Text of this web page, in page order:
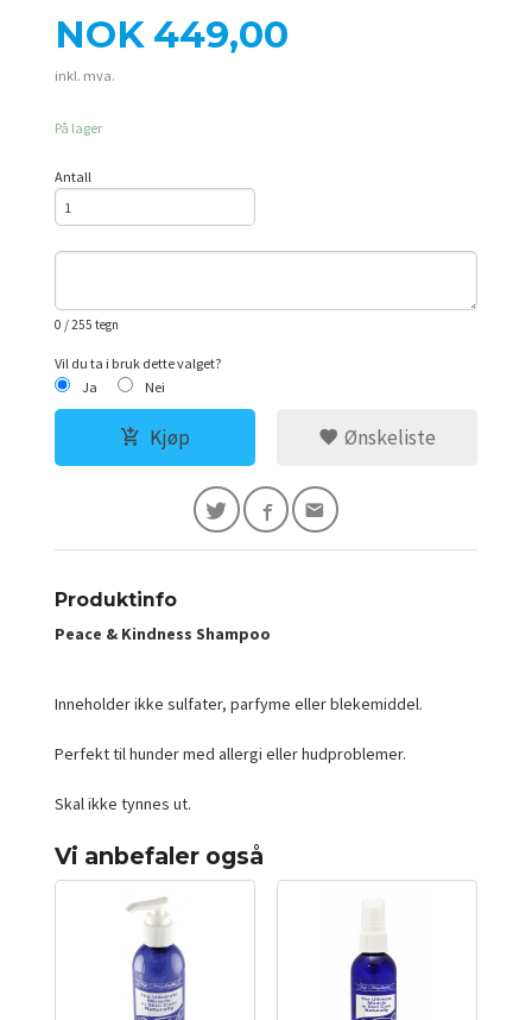
Pris
NOK 449,00
inkl. mva.
På lager
Antall
0 / 255 tegn
Vil du ta i bruk dette valget?
Ja
Nei
Kjøp Ønskeliste
Produktinfo
Peace & Kindness Shampoo
Inneholder ikke sulfater, parfyme eller blekemiddel.
Perfekt til hunder med allergi eller hudproblemer.
Skal ikke tynnes ut.
Vi anbefaler også